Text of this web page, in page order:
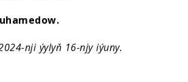
nji ýylyň 16-njy iýuny.